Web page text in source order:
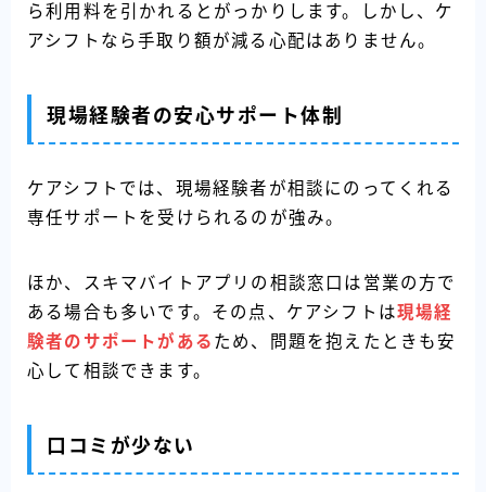
ら利用料を引かれるとがっかりします。しかし、ケ
アシフトなら手取り額が減る心配はありません。
現場経験者の安心サポート体制
ケアシフトでは、現場経験者が相談にのってくれる
専任サポートを受けられるのが強み。
ほか、スキマバイトアプリの相談窓口は営業の方で
ある場合も多いです。その点、ケアシフトは現場経
験者のサポートがある ため、問題を抱えたときも安
心して相談できます。
口コミが少ない